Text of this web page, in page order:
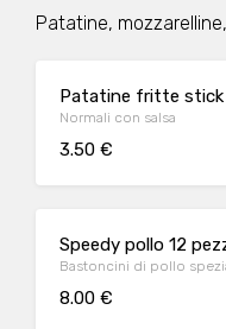
Patatine,
Patatine fritte stick
Normali con salsa
3.50 €
Speedy pollo 12
Bastoncini di pollo
8.00 €